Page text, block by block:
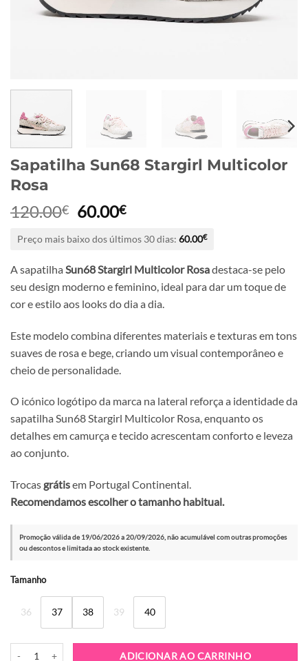
Sapatilha Sun68 Stargirl Multicolor
Rosa
120.00€ O
original
era:
120.00€.
60.00€O
atual
é:
60.00€.
Preço mais baixo dos últimos 30 dias: 60.00€
A sapatilha Sun68 Stargirl Multicolor Rosadestaca-se pelo
seu design moderno e feminino, ideal para dar um toque de
cor e estilo aos looks do dia a dia.
Este modelo combina diferentes materiais e texturas em tons
suaves de rosa e bege, criando um visual contemporâneo e
cheio de personalidade.
O icónico logótipo da marca na lateral reforça a identidade da
sapatilha Sun68 Stargirl Multicolor Rosa, enquanto os
detalhes em camurça e tecido acrescentam conforto e leveza
ao conjunto.
Trocas grátisem Portugal Continental.
Recomendamos escolher o tamanho habitual.
Promoção válida de 19/06/2026 a 20/09/2026, não acumulável com outras promoções
ou descontos e limitada ao stock existente.
Tamanho
36 37 38 39 40
ADICIONAR AO CARRINHO
Alternative: